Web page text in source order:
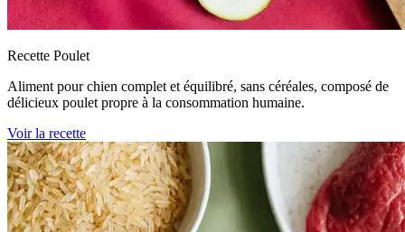
Recette Poulet
Aliment pour chien complet et équilibré, sans céréales, composé de
délicieux poulet propre à la consommation humaine.
Voir la recette